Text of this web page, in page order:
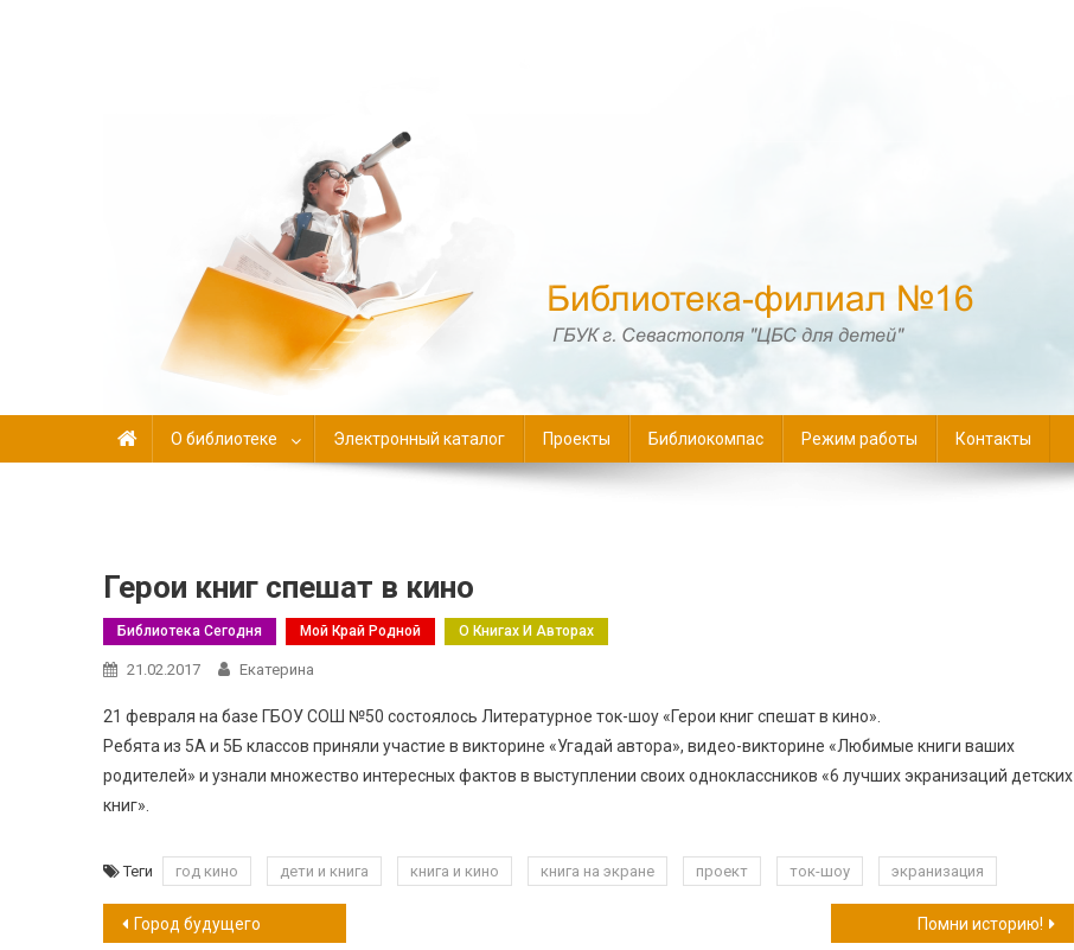
О библиотеке Электронный каталог Проекты Библиокомпас Режим работы Контакты
Герои книг спешат в кино
Библиотека Сегодня Мой Край Родной О Книгах И Авторах
21.02.2017 Екатерина
21 февраля на базе ГБОУ СОШ №50 состоялось Литературное ток-шоу «Герои книг спешат в кино».
Ребята из 5А и 5Б классов приняли участие в викторине «Угадай автора», видео-викторине «Любимые книги ваших
родителей» и узнали множество интересных фактов в выступлении своих одноклассников «6 лучших экранизаций детских
книг».
Теги год кино дети и книга книга и кино книга на экране проект ток-шоу экранизация
Навигация
Город будущего Помни историю!